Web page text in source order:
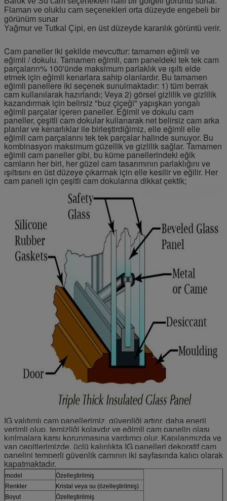
Flaman ve oluklu cam seçenekleri orta düzeyde engebeli bir
görünüm sunar
Yağmur ve Tutkal Çipi, en üst düzeyde karanlık görüntü verir.
Cam paneller iki şekilde mevcuttur: tamamen eğimli ve
eğimli / dokulu. Tamamen eğimli, cam paneldeki tek tek cam
parçaların% 100'ünde maksimum parlaklık ve ışıltı elde
etmek için eğimli kenarlara sahip olanlardır. Bu tamamen
eğimli panellere iki seçenek sunulmaktadır: 1) tüm berrak
cam kullanılarak hazırlandı; Veya 2) görsel gizlilik ve gizlilik
kazandırmak için belirsiz "buz çiçeği" yapışkan yongalı
eğimli parçalar içeren paneller. Eğimli ve dokulu cam
paneller, çeşitli cam dokular kullanarak net belirsiz cam arka
planlar ve kenarlıklar ile birleştirdiğimiz, elle eğimli elle
eğimli cam parçalarını tek tek parçalar halinde sunuyor. Bu
kombinasyon maksimum güzellik ve gizlilik sağlar. Tamamen
eğimli cam paneller gibi, bu küme panellerindeki eğik
camların her biri, her güzel cam tasarımının parlaklığını ve
ışıltısını en üst düzeye çıkarmak için elle kesilir ve eğilir. Her
cam paneli için çeşitli cam dokularına dikkat çektik;
IG yalıtımlı cam panellerimiz, güvenliği artırır, daha enerji
verimli olup, temizliği kolaydır ve eğimli cam panelin olası
kırılmalara karşı korunmasına yardımcı olur. Kapılarımızda ve
yan cepitlerimizde, üçlü kalınlıkta IG panelleri dekoratif cam
panelini temperli güvenlik camının iki sayfasında kalıcı olarak
kapatmaktadır.
model
Özelleştirilmiş
Renkler
Kristal veya su (özelleştirilmiş)
Boyut
Özelleştirilmiş